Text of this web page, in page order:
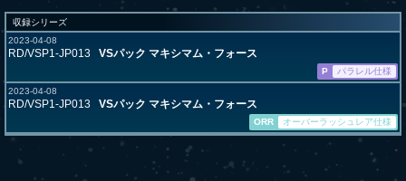
収録シリーズ
2023-04-08
RD/VSP1-JP013 VSパック マキシマム・フォース
P
パラレル仕様
2023-04-08
RD/VSP1-JP013 VSパック マキシマム・フォース
ORR オーバーラッシュレア仕様